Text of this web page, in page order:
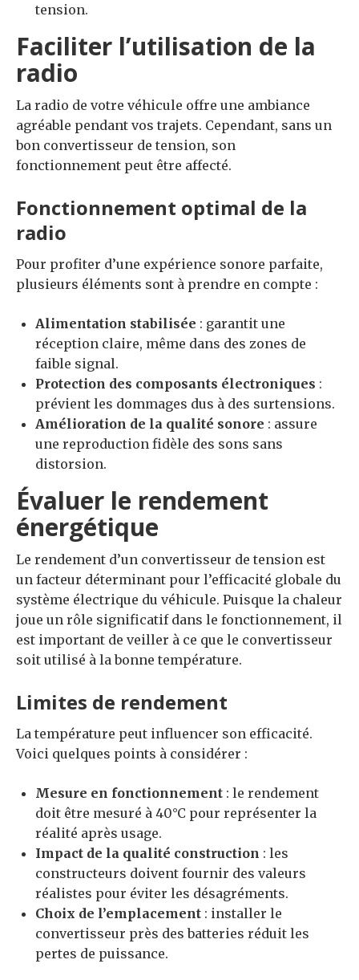
tension.
Faciliter l’utilisation de la
radio
La radio de votre véhicule offre une ambiance
agréable pendant vos trajets. Cependant, sans un
bon convertisseur de tension, son
fonctionnement peut être affecté.
Fonctionnement optimal de la
radio
Pour profiter d’une expérience sonore parfaite,
plusieurs éléments sont à prendre en compte :
Alimentation stabilisée : garantit une
réception claire, même dans des zones de
faible signal.
Protection des composants électroniques :
prévient les dommages dus à des surtensions.
Amélioration de la qualité sonore : assure
une reproduction fidèle des sons sans
distorsion.
Évaluer le rendement
énergétique
Le rendement d’un convertisseur de tension est
un facteur déterminant pour l’efficacité globale du
système électrique du véhicule. Puisque la chaleur
joue un rôle significatif dans le fonctionnement, il
est important de veiller à ce que le convertisseur
soit utilisé à la bonne température.
Limites de rendement
La température peut influencer son efficacité.
Voici quelques points à considérer :
Mesure en fonctionnement : le rendement
doit être mesuré à 40°C pour représenter la
réalité après usage.
Impact de la qualité construction : les
constructeurs doivent fournir des valeurs
réalistes pour éviter les désagréments.
Choix de l’emplacement : installer le
convertisseur près des batteries réduit les
pertes de puissance.